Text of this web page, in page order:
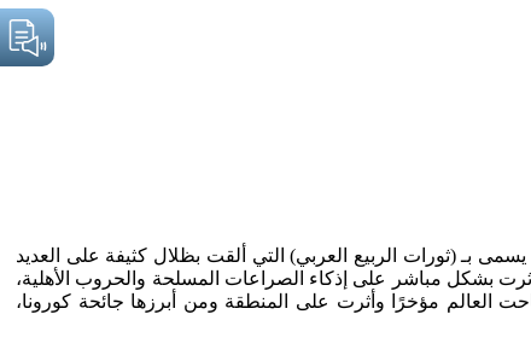
بـ (ثورات الربيع العربي) التي ألقت بظلال كثيفة على العديد
أثرت بشكل مباشر على إذكاء الصراعات المسلحة والحروب الأهلية،
العالم مؤخرًا وأثرت على المنطقة ومن أبرزها جائحة كورونا،